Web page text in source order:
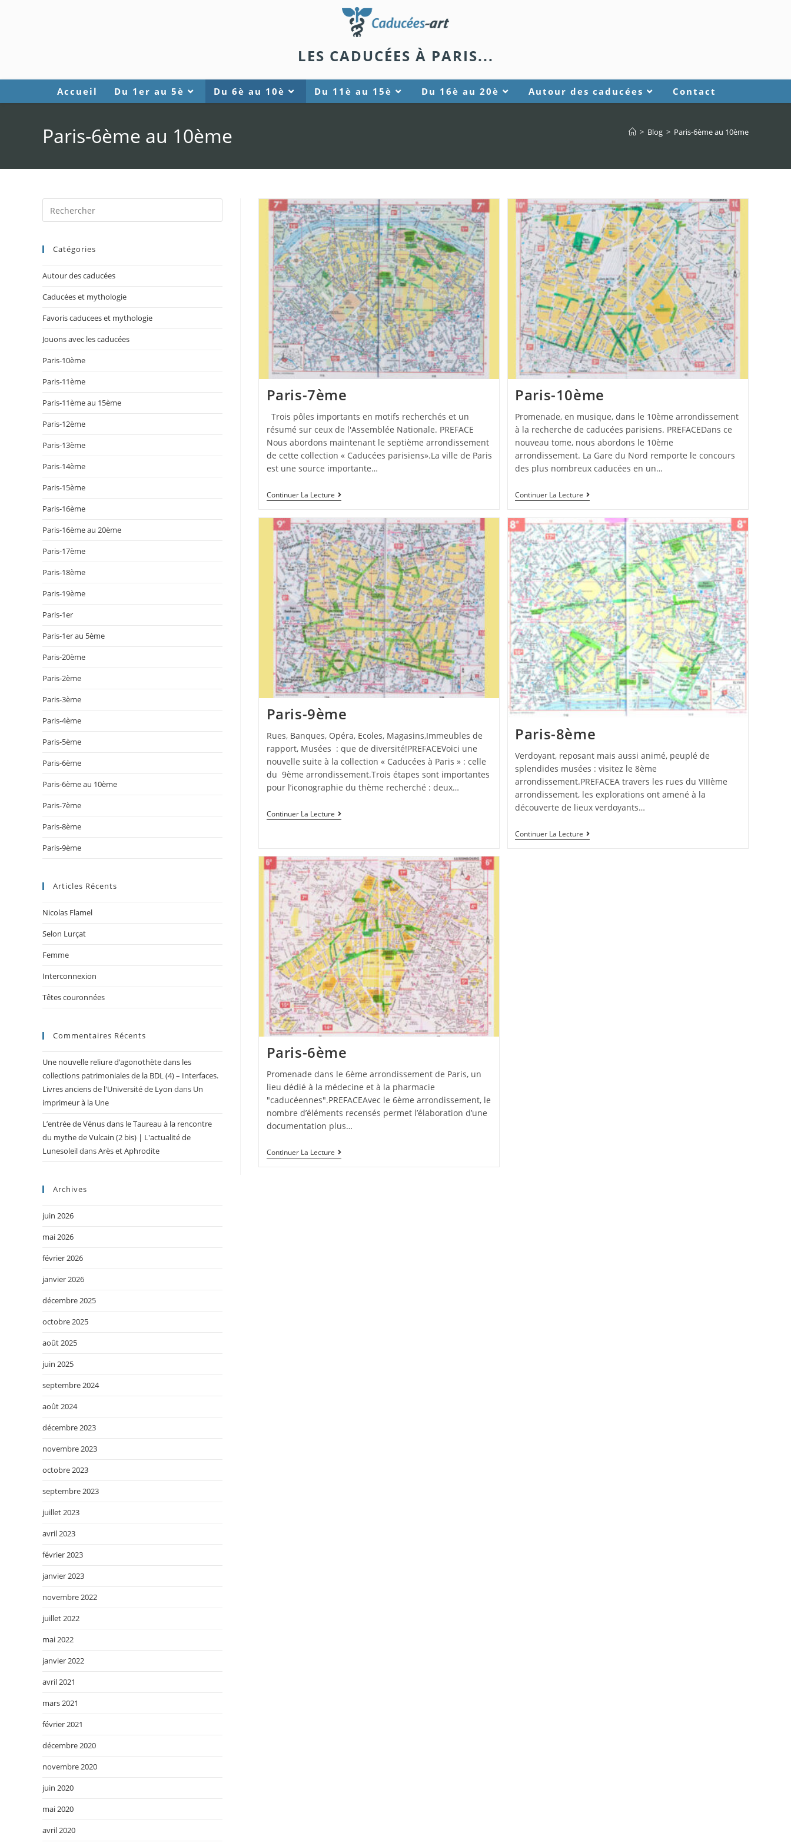
LES CADUCÉES À PARIS...
Accueil Du 1er au 5è Du 6è au 10è Du 11è au 15è Du 16è au 20è Autour des caducées Contact
Paris-6ème au 10ème > Blog > Paris-6ème au 10ème
Paris-7ème
Trois pôles importants en motifs recherchés et un
résumé sur ceux de l'Assemblée Nationale. PREFACE
Nous abordons maintenant le septième arrondissement
de cette collection « Caducées parisiens».La ville de Paris
est une source importante…
Continuer La Lecture
Paris-10ème
Promenade, en musique, dans le 10ème arrondissement
à la recherche de caducées parisiens. PREFACEDans ce
nouveau tome, nous abordons le 10ème
arrondissement. La Gare du Nord remporte le concours
des plus nombreux caducées en un…
Continuer La Lecture
Paris-9ème
Rues, Banques, Opéra, Ecoles, Magasins,Immeubles de
rapport, Musées : que de diversité!PREFACEVoici une
nouvelle suite à la collection « Caducées à Paris » : celle
du 9ème arrondissement.Trois étapes sont importantes
pour l’iconographie du thème recherché : deux…
Continuer La Lecture
Paris-8ème
Verdoyant, reposant mais aussi animé, peuplé de
splendides musées : visitez le 8ème
arrondissement.PREFACEA travers les rues du VIIIème
arrondissement, les explorations ont amené à la
découverte de lieux verdoyants…
Continuer La Lecture
Paris-6ème
Promenade dans le 6ème arrondissement de Paris, un
lieu dédié à la médecine et à la pharmacie
"caducéennes".PREFACEAvec le 6ème arrondissement, le
nombre d’éléments recensés permet l’élaboration d’une
documentation plus…
Continuer La Lecture
Catégories
Autour des caducées
Caducées et mythologie
Favoris caducees et mythologie
Jouons avec les caducées
Paris-10ème
Paris-11ème
Paris-11ème au 15ème
Paris-12ème
Paris-13ème
Paris-14ème
Paris-15ème
Paris-16ème
Paris-16ème au 20ème
Paris-17ème
Paris-18ème
Paris-19ème
Paris-1er
Paris-1er au 5ème
Paris-20ème
Paris-2ème
Paris-3ème
Paris-4ème
Paris-5ème
Paris-6ème
Paris-6ème au 10ème
Paris-7ème
Paris-8ème
Paris-9ème
Articles Récents
Nicolas Flamel
Selon Lurçat
Femme
Interconnexion
Têtes couronnées
Commentaires Récents
Une nouvelle reliure d’agonothète dans les
collections patrimoniales de la BDL (4) – Interfaces.
Livres anciens de l'Université de Lyon dans Un
imprimeur à la Une
L’entrée de Vénus dans le Taureau à la rencontre
du mythe de Vulcain (2 bis) | L'actualité de
LunesoleildansArès et Aphrodite
Archives
juin 2026
mai 2026
février 2026
janvier 2026
décembre 2025
octobre 2025
août 2025
juin 2025
septembre 2024
août 2024
décembre 2023
novembre 2023
octobre 2023
septembre 2023
juillet 2023
avril 2023
février 2023
janvier 2023
novembre 2022
juillet 2022
mai 2022
janvier 2022
avril 2021
mars 2021
février 2021
décembre 2020
novembre 2020
juin 2020
mai 2020
avril 2020